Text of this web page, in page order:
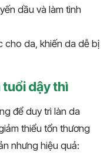
dầu và làm tình
cho da, khiến da dễ bị
dậy thì
để duy trì làn da
thiểu tổn thương
nhưng hiệu quả: